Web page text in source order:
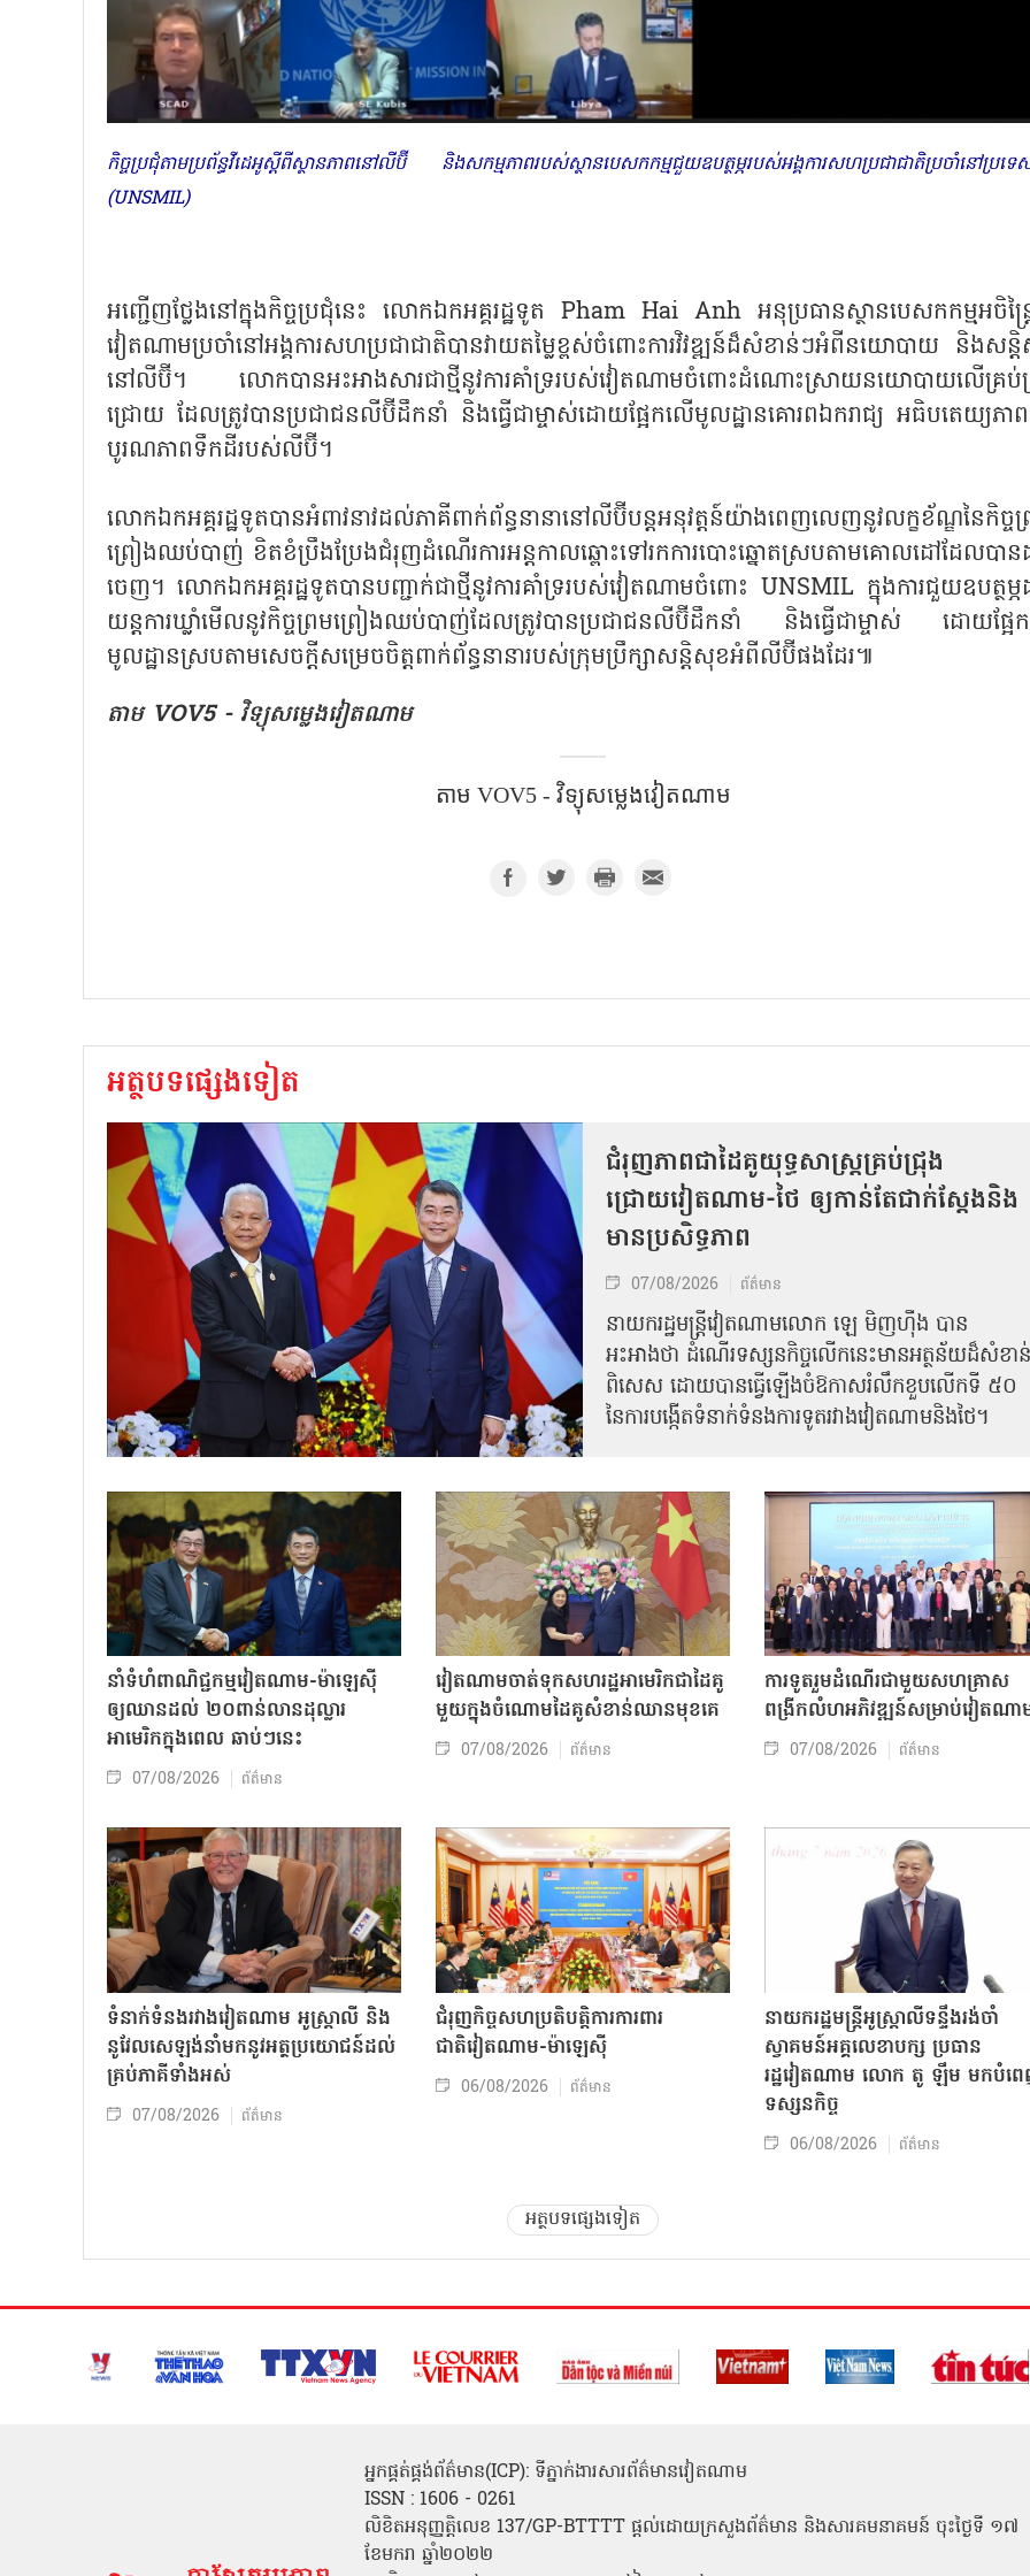
កិច្ចប្រជុំតាមប្រព័ន្ធវីដេអូស្ដីពីស្ថានភាពនៅលីប៊ី និងសកម្មភាពរបស់ស្ថានបេសកកម្មជួយឧបត្ថម្ភរបស់អង្គការសហប្រជាជាតិប្រចាំនៅប្រទេ
(UNSMIL)
អញ្ជើញថ្លែងនៅក្នុងកិច្ចប្រជុំនេះ លោកឯកអគ្គរដ្ឋទូត Pham Hai Anh អនុប្រធានស្ថានបេសកកម្មអចិន្ត្
វៀតណាមប្រចាំនៅអង្គការសហប្រជាជាតិបានវាយតម្លៃខ្ពស់ចំពោះការវិវឌ្ឍន៍ដ៏សំខាន់ៗអំពីនយោបាយ និងសន្
នៅលីប៊ី។ លោកបានអះអាងសារជាថ្មីនូវការគាំទ្ររបស់វៀតណាមចំពោះដំណោះស្រាយនយោបាយលើគ្រប់
ជ្រោយ ដែលត្រូវបានប្រជាជនលីប៊ីដឹកនាំ និងធ្វើជាម្ចាស់ដោយផ្អែកលើមូលដ្ឋានគោរពឯករាជ្យ អធិបតេយ្យភា
បូរណភាពទឹកដីរបស់លីប៊ី។
លោកឯកអគ្គរដ្ឋទូតបានអំពាវនាវដល់ភាគីពាក់ព័ន្ធនានានៅលីប៊ីបន្តអនុវត្តន៍យ៉ាងពេញលេញនូវលក្ខខ័ណ្ឌនៃកិច្ច
ព្រៀងឈប់បាញ់ ខិតខំប្រឹងប្រែងជំរុញដំណើរការអន្តកាលឆ្ពោះទៅរកការបោះឆ្នោតស្របតាមគោលដៅដែលបាន
ចេញ។ លោកឯកអគ្គរដ្ឋទូតបានបញ្ជាក់ជាថ្មីនូវការគាំទ្ររបស់វៀតណាមចំពោះ UNSMIL ក្នុងការជួយឧបត្ថម្
យន្តការឃ្លាំមើលនូវកិច្ចព្រមព្រៀងឈប់បាញ់ដែលត្រូវបានប្រជាជនលីប៊ីដឹកនាំ និងធ្វើជាម្ចាស់ ដោយផ្អែ
មូលដ្ឋានស្របតាមសេចក្ដីសម្រេចចិត្តពាក់ព័ន្ធនានារបស់ក្រុមប្រឹក្សាសន្តិសុខអំពីលីប៊ីផងដែរ៕
តាម VOV5 - វិទ្យុសម្លេងវៀតណាម
តាម VOV5 - វិទ្យុសម្លេងវៀតណាម
អត្ថបទផ្សេងទៀត
ជំរុញភាពជាដៃគូយុទ្ធសាស្ត្រគ្រប់ជ្រុង
ជ្រោយវៀតណាម-ថៃ ឲ្យកាន់តែជាក់ស្ដែងនិង
មានប្រសិទ្ធភាព
07/08/2026 ព័ត៌មាន
នាយករដ្ឋមន្ត្រីវៀតណាមលោក ឡេ មិញហ៊ឹង បាន
អះអាងថា ដំណើរទស្សនកិច្ចលើកនេះមានអត្ថន័យដ៏សំខាន់
ពិសេស ដោយបានធ្វើឡើងចំឱកាសរំលឹកខួបលើកទី ៥០
នៃការបង្កើតទំនាក់ទំនងការទូតរវាងវៀតណាមនិងថៃ។
នាំទំហំពាណិជ្ជកម្មវៀតណាម-ម៉ាឡេស៊ី
ឲ្យឈានដល់ ២០ពាន់លានដុល្លារ
អាមេរិកក្នុងពេល ឆាប់ៗនេះ
07/08/2026 ព័ត៌មាន
វៀតណាមចាត់ទុកសហរដ្ឋអាមេរិកជាដៃគូ
មួយក្នុងចំណោមដៃគូសំខាន់ឈានមុខគេ
07/08/2026 ព័ត៌មាន
ការទូតរួមដំណើរជាមួយសហគ្រាស
ពង្រីកលំហអភិវឌ្ឍន៍សម្រាប់វៀតណា
07/08/2026 ព័ត៌មាន
ទំនាក់ទំនងរវាងវៀតណាម អូស្ត្រាលី និង
នូវែលសេឡង់នាំមកនូវអត្ថប្រយោជន៍ដល់
គ្រប់ភាគីទាំងអស់
07/08/2026 ព័ត៌មាន
ជំរុញកិច្ចសហប្រតិបត្តិការការពារ
ជាតិវៀតណាម-ម៉ាឡេស៊ី
06/08/2026 ព័ត៌មាន
នាយករដ្ឋមន្ត្រីអូស្ត្រាលីទន្ទឹងរង់ចាំ
ស្វាគមន៍អគ្គលេខាបក្ស ប្រធាន
រដ្ឋវៀតណាម លោក តូ ឡឹម មកបំព
ទស្សនកិច្ច
06/08/2026 ព័ត៌មាន
អត្ថបទផ្សេងទៀត
អ្នកផ្គត់ផ្គង់ព័ត៌មាន(ICP): ទីភ្នាក់ងារសារព័ត៌មានវៀតណាម
ISSN : 1606 - 0261
លិខិតអនុញ្ញត្តិលេខ 137/GP-BTTTT ផ្តល់ដោយក្រសួងព័ត៌មាន និងសារគមនាគមន៍ ចុះថ្ងៃទី ១៧
ខែមករា ឆ្នាំ២០២២